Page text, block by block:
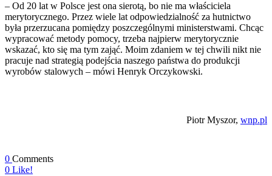
– Od 20 lat w Polsce jest ona sierotą, bo nie ma właściciela
merytorycznego. Przez wiele lat odpowiedzialność za hutnictwo
była przerzucana pomiędzy poszczególnymi ministerstwami. Chcąc
wypracować metody pomocy, trzeba najpierw merytorycznie
wskazać, kto się ma tym zająć. Moim zdaniem w tej chwili nikt nie
pracuje nad strategią podejścia naszego państwa do produkcji
wyrobów stalowych – mówi Henryk Orczykowski.
Piotr Myszor, wnp.pl
0 Comments
0 Like!